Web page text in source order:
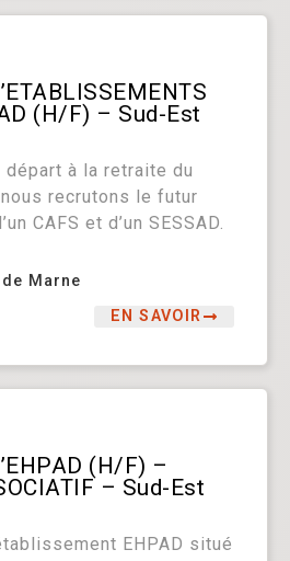
(H/F) – Sud-Est
départ à la retraite du
recrutons le futur
CAFS et d’un SESSAD.
Marne
EN SAVOIR
(H/F) –
– Sud-Est
EHPAD situé